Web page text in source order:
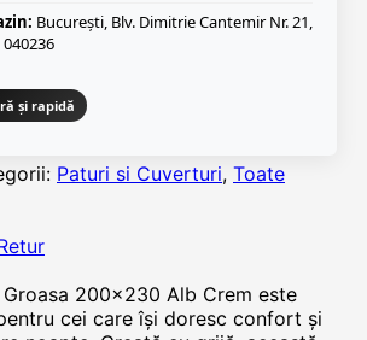
București, Blv. Dimitrie Cantemir Nr. 21,
și rapidă
Paturi si Cuverturi, Toate
200x230 Alb Crem este
cei care își doresc confort și